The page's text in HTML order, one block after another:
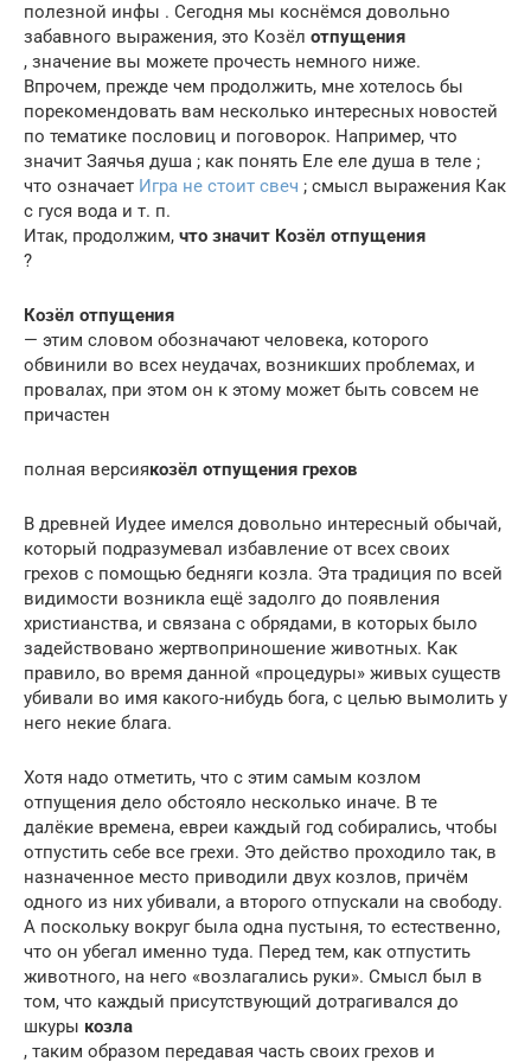
полезной инфы . Сегодня мы коснёмся довольно
забавного выражения, это Козёл отпущения
, значение вы можете прочесть немного ниже.
Впрочем, прежде чем продолжить, мне хотелось бы
порекомендовать вам несколько интересных новостей
по тематике пословиц и поговорок. Например, что
значит Заячья душа ; как понять Еле еле душа в теле ;
что означает Игра не стоит свеч ; смысл выражения Как
с гуся вода и т. п.
Итак, продолжим, что значит Козёл отпущения
?
Козёл отпущения
— этим словом обозначают человека, которого
обвинили во всех неудачах, возникших проблемах, и
провалах, при этом он к этому может быть совсем не
причастен
полная версиякозёл отпущения грехов
В древней Иудее имелся довольно интересный обычай,
который подразумевал избавление от всех своих
грехов с помощью бедняги козла. Эта традиция по всей
видимости возникла ещё задолго до появления
христианства, и связана с обрядами, в которых было
задействовано жертвоприношение животных. Как
правило, во время данной «процедуры» живых существ
убивали во имя какого-нибудь бога, с целью вымолить у
него некие блага.
Хотя надо отметить, что с этим самым козлом
отпущения дело обстояло несколько иначе. В те
далёкие времена, евреи каждый год собирались, чтобы
отпустить себе все грехи. Это действо проходило так, в
назначенное место приводили двух козлов, причём
одного из них убивали, а второго отпускали на свободу.
А поскольку вокруг была одна пустыня, то естественно,
что он убегал именно туда. Перед тем, как отпустить
животного, на него «возлагались руки». Смысл был в
том, что каждый присутствующий дотрагивался до
шкуры козла
, таким образом передавая часть своих грехов и